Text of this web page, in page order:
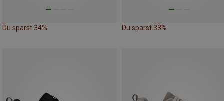
Du sparst 34% Du sparst 33%